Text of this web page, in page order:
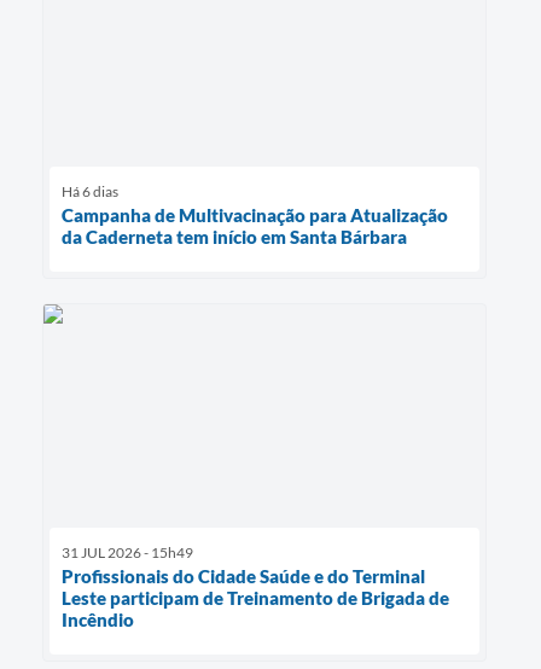
Há 6 dias
Campanha de Multivacinação para Atualização
da Caderneta tem início em Santa Bárbara
31 JUL 2026 - 15h49
Profissionais do Cidade Saúde e do Terminal
Leste participam de Treinamento de Brigada de
Incêndio